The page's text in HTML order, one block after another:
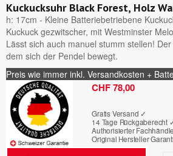
Kuckucksuhr Black Forest, Holz
h: 17cm - Kleine Batteriebetriebene
Kuckuck gezwitscher, mit Westminster
Lässt sich auch manuel stumm stellen!
dem sich der Pendel bewegt.
Preis wie immer inkl. Versandkosten +
CHF 78,00
Gratis Versand ✓
14 Tage Rückgaberecht
Authorisierter
Original Hersteller